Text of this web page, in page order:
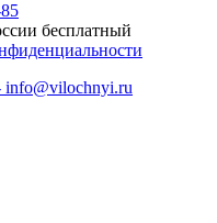
бесплатный